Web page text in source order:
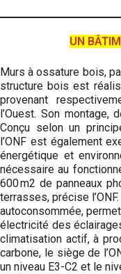
UN
Murs à ossature bois,
structure bois est
provenant
l’Ouest. Son montage,
Conçu selon un
l’ONF est également
énergétique et
nécessaire au
600 m2 de panneaux
terrasses, précise
autoconsommée,
électricité des
climatisation actif, à
carbone, le siège de
un niveau E3-C2 et le